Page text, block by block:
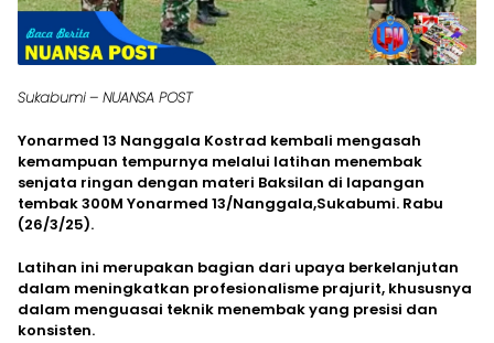
Sukabumi – NUANSA POST
Yonarmed 13 Nanggala Kostrad kembali mengasah
kemampuan tempurnya melalui latihan menembak
senjata ringan dengan materi Baksilan di lapangan
tembak 300M Yonarmed 13/Nanggala,Sukabumi. Rabu
(26/3/25).
Latihan ini merupakan bagian dari upaya berkelanjutan
dalam meningkatkan profesionalisme prajurit, khususnya
dalam menguasai teknik menembak yang presisi dan
konsisten.